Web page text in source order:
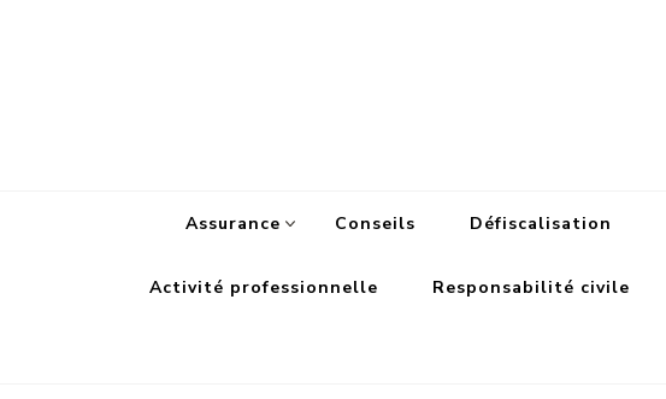
Assurance Conseils Défiscalisation
Activité professionnelle Responsabilité civile